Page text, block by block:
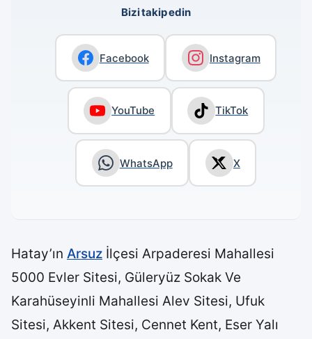
Bizi takip edin
Facebook Instagram
YouTube TikTok
WhatsApp X
Hatay’ın Arsuz İlçesi Arpaderesi Mahallesi
5000 Evler Sitesi, Güleryüz Sokak Ve
Karahüseyinli Mahallesi Alev Sitesi, Ufuk
Sitesi, Akkent Sitesi, Cennet Kent, Eser Yalı